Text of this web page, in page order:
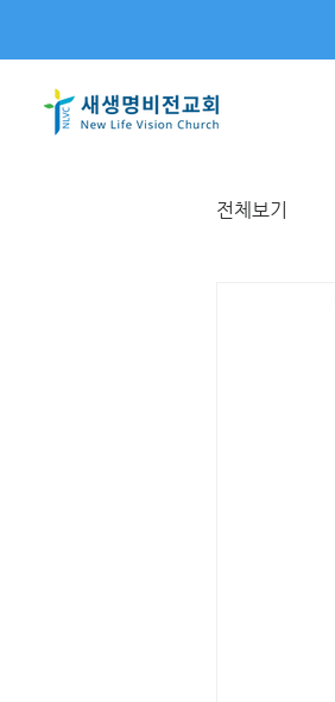
전체보기